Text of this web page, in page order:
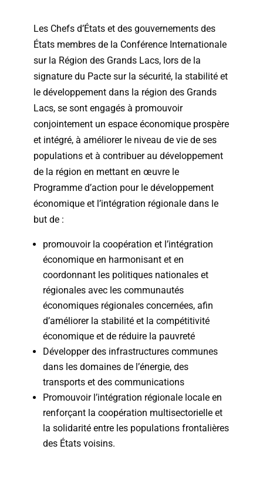
Les Chefs d’États et des gouvernements des
États membres de la Conférence Internationale
sur la Région des Grands Lacs, lors de la
signature du Pacte sur la sécurité, la stabilité et
le développement dans la région des Grands
Lacs, se sont engagés à promouvoir
conjointement un espace économique prospère
et intégré, à améliorer le niveau de vie de ses
populations et à contribuer au développement
de la région en mettant en œuvre le
Programme d’action pour le développement
économique et l’intégration régionale dans le
but de :
promouvoir la coopération et l’intégration
économique en harmonisant et en
coordonnant les politiques nationales et
régionales avec les communautés
économiques régionales concernées, afin
d’améliorer la stabilité et la compétitivité
économique et de réduire la pauvreté
Développer des infrastructures communes
dans les domaines de l’énergie, des
transports et des communications
Promouvoir l’intégration régionale locale en
renforçant la coopération multisectorielle et
la solidarité entre les populations frontalières
des États voisins.